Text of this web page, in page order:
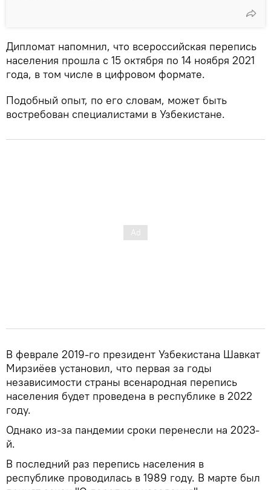
Дипломат напомнил, что всероссийская перепись
населения прошла с 15 октября по 14 ноября 2021
года, в том числе в цифровом формате.
Подобный опыт, по его словам, может быть
востребован специалистами в Узбекистане.
В феврале 2019-го президент Узбекистана Шавкат
Мирзиёев установил, что первая за годы
независимости страны всенародная перепись
населения будет проведена в республике в 2022
году.
Однако из-за пандемии сроки перенесли на 2023-
й.
В последний раз перепись населения в
республике проводилась в 1989 году. В марте был